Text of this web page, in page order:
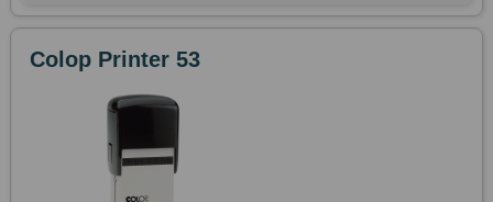
Colop Printer 53